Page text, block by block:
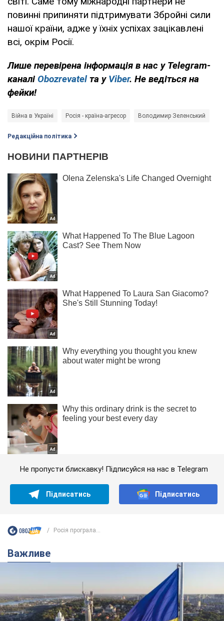
повинні припиняти підтримувати Збройні сили
нашої країни, адже у їхніх успіхах зацікавлені
всі, окрім Росії.
Лише перевірена інформація в нас у Telegram-
каналі Obozrevatel та у Viber. Не ведіться на
фейки!
Війна в Україні Росія - країна-агресор Володимир Зеленський
Редакційна політика
Не пропусти блискавку! Підписуйся на нас в Telegram
Підписатись Підписатись
Росія програла...
Важливе